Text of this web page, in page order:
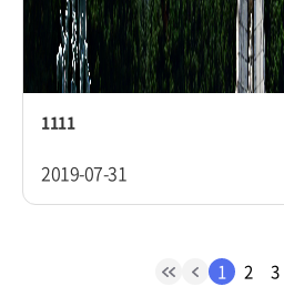
1111
2019-07-31
1 2 3